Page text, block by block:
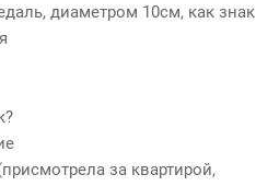
диаметром 10см, как знак
за квартирой,